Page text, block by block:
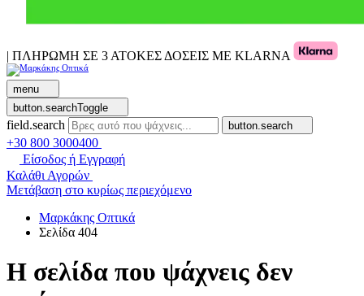
| ΠΛΗΡΩΜΗ ΣΕ 3 ΑΤΟΚΕΣ ΔΟΣΕΙΣ ΜΕ KLARNA
menu
button.searchToggle
field.search button.search
+30 800 3000400
Είσοδος ή Εγγραφή
Καλάθι Αγορών
Μετάβαση στο κυρίως περιεχόμενο
Μαρκάκης Οπτικά
Σελίδα 404
Η σελίδα που ψάχνεις δεν